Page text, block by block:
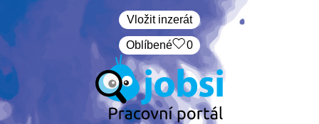
Vložit inzerát
Oblíbené 0